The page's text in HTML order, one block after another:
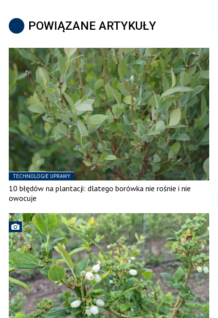
POWIĄZANE ARTYKUŁY
TECHNOLOGIE UPRAWY
10 błędów na plantacji: dlatego borówka nie rośnie i nie
owocuje